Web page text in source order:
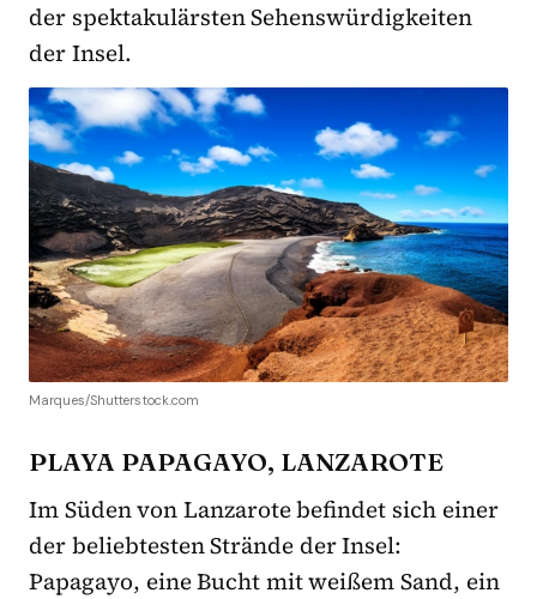
der spektakulärsten Sehenswürdigkeiten
der Insel.
Marques/Shutterstock.com
PLAYA PAPAGAYO, LANZAROTE
Im Süden von Lanzarote befindet sich einer
der beliebtesten Strände der Insel:
Papagayo, eine Bucht mit weißem Sand, ein